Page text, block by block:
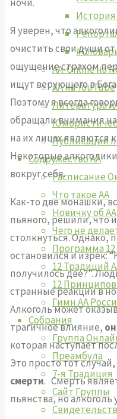
AA-Online на
АA на YouTube
Литература
Публикации
Содружество АА
Расписание
Что такое АА
Новичку об АА
Чего не
Программа
12 Традиций
12
Гимн АА
Собрания
Группа
Преамбула
7-я Традиция
Сайт Группы
Я уверен, что
очистить свои души
ощущение страхом
ищут верующего в
Поэтому я всегда
обращали внимания
на их лицах являются
Некоторые
вокруг себя.
Как-то две монашки,
пьяного, решили, что
столкнуться. Однако,
остановился и изрек:
получилось две?”.
странные реакции в
Алкоголь может
трагичное влияние,
которая наступает
Это просто тот
смерти. Смерть
пьянства, но алкоголь